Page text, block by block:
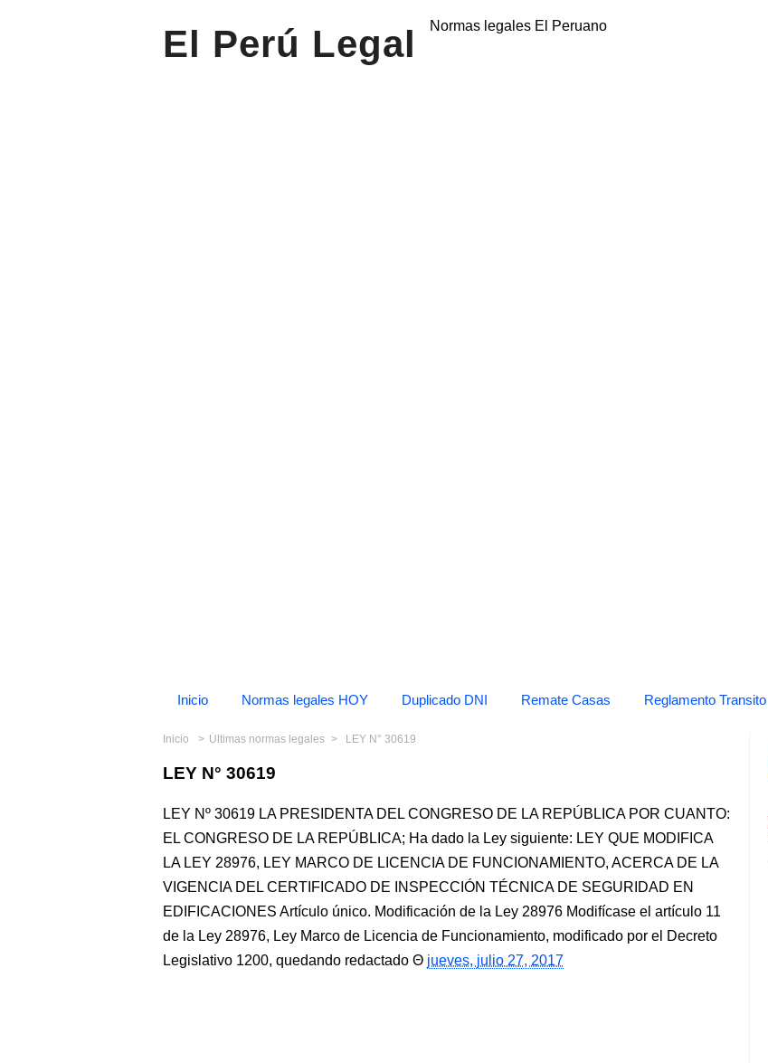
El Perú Legal Normas legales El Peruano
Inicio Normas legales HOY Duplicado DNI Remate Casas Reglamento Transito
Inicio Últimas normas legales LEY N° 30619
LEY N° 30619
LEY Nº 30619 LA PRESIDENTA DEL CONGRESO DE LA REPÚBLICA POR CUANTO:
EL CONGRESO DE LA REPÚBLICA; Ha dado la Ley siguiente: LEY QUE MODIFICA
LA LEY 28976, LEY MARCO DE LICENCIA DE FUNCIONAMIENTO, ACERCA DE LA
VIGENCIA DEL CERTIFICADO DE INSPECCIÓN TÉCNICA DE SEGURIDAD EN
EDIFICACIONES Artículo único. Modificación de la Ley 28976 Modifícase el artículo 11
de la Ley 28976, Ley Marco de Licencia de Funcionamiento, modificado por el Decreto
Legislativo 1200, quedando redactado
jueves, julio 27, 2017